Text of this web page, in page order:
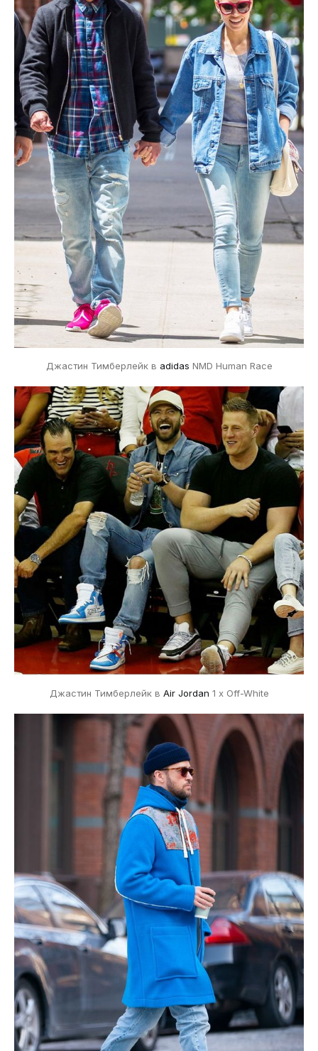
Джастин Тимберлейк в adidas NMD Human Race
Джастин Тимберлейк в Air Jordan 1 x Off-White